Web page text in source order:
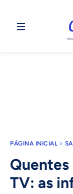
PÁGINA INICIAL
Quentes
TV: as